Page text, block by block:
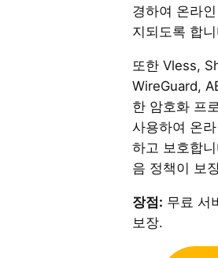
경하여 온라
지되도록 합
또한 Vless,
WireGuard,
한 암호화 프
사용하여 온
하고 보호합
음 정책이 보
장점: 무료 서
보장.